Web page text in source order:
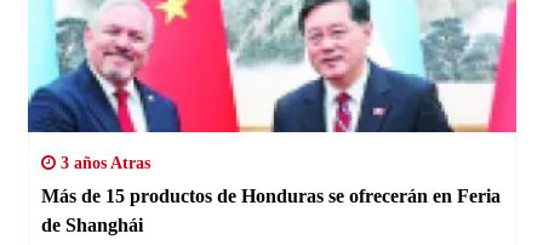
3 años Atras
Más de 15 productos de Honduras se ofrecerán en Feria
de Shanghái